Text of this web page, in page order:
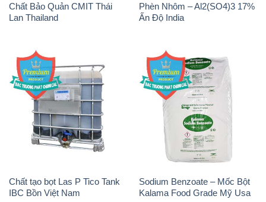
Chất tạo bọt Las P Tico Tank
IBC Bồn Việt Nam
Sodium Benzoate – Mốc Bột
Kalama Food Grade Mỹ Usa